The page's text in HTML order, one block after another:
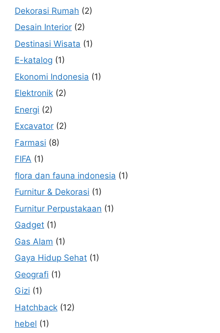
Dekorasi Rumah (2)
Desain Interior (2)
Destinasi Wisata (1)
E-katalog (1)
Ekonomi Indonesia (1)
Elektronik (2)
Energi (2)
Excavator (2)
Farmasi (8)
FIFA (1)
flora dan fauna indonesia (1)
Furnitur & Dekorasi (1)
Furnitur Perpustakaan (1)
Gadget (1)
Gas Alam (1)
Gaya Hidup Sehat (1)
Geografi (1)
Gizi (1)
Hatchback (12)
hebel (1)